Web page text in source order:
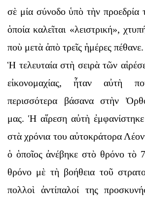
σὲ μία σύνοδο ὑπὸ τὴν προεδρία
ὁποία καλεῖται «λειστρική»,
ποὺ μετὰ ἀπὸ τρεῖς ἡμέρες πέθανε.
Ἡ τελευταία στὴ σειρὰ τῶν
εἰκονομαχίας, ἦταν αὐτὴ
περισσότερα βάσανα στὴν
μας. Ἡ αἵρεση αὐτὴ
στὰ χρόνια του αὐτοκράτορα
ὁ ὁποῖος ἀνέβηκε στὸ θρόνο τὸ
θρόνο μὲ τὴ βοήθεια τοῦ
πολλοὶ ἀντίπαλοί της